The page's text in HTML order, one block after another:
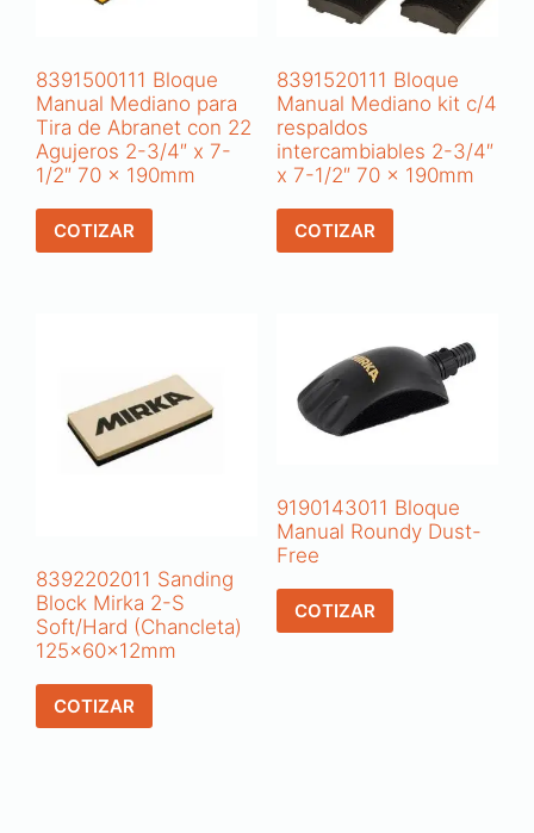
8391500111 Bloque
Manual Mediano para
Tira de Abranet con 22
Agujeros 2-3/4″ x 7-
1/2″ 70 x 190mm
COTIZAR
8391520111 Bloque
Manual Mediano kit c/4
respaldos
intercambiables 2-3/4″
x 7-1/2″ 70 x 190mm
COTIZAR
8392202011 Sanding
Block Mirka 2-S
Soft/Hard (Chancleta)
125x60x12mm
COTIZAR
9190143011 Bloque
Manual Roundy Dust-
Free
COTIZAR